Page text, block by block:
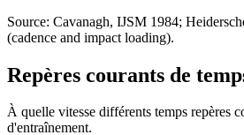
Source: Cavanagh, IJSM 1984;
(cadence and impact loading).
Repères courants de
À quelle vitesse différents temps repères
d'entraînement.